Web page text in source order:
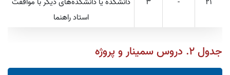
استاد راهنما
جدول ۲. دروس سمینار و پروژه